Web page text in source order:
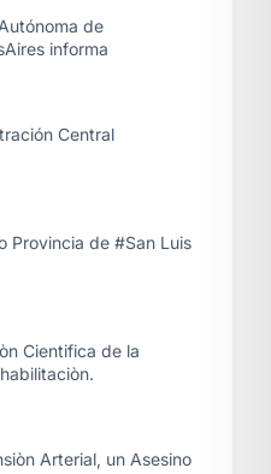
de
informa
Central
Provincia de #San Luis
Cientifica de la
Arterial, un Asesino